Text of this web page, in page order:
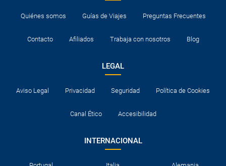
Quiénes somos Guías de Viajes Preguntas Frecuentes
Contacto Afiliados Trabaja con nosotros Blog
LEGAL
Aviso Legal Privacidad Seguridad Política de Cookies
Canal Ético Accesibilidad
INTERNACIONAL